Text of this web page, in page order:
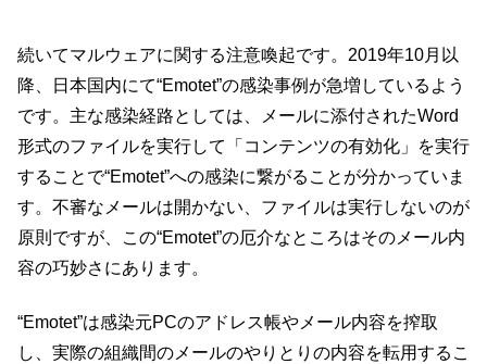
続いてマルウェアに関する注意喚起です。2019年10月以
降、日本国内にて“Emotet”の感染事例が急増しているよう
です。主な感染経路としては、メールに添付されたWord
形式のファイルを実行して「コンテンツの有効化」を実行
することで“Emotet”への感染に繋がることが分かっていま
す。不審なメールは開かない、ファイルは実行しないのが
原則ですが、この“Emotet”の厄介なところはそのメール内
容の巧妙さにあります。
“Emotet”は感染元PCのアドレス帳やメール内容を搾取
し、実際の組織間のメールのやりとりの内容を転用するこ